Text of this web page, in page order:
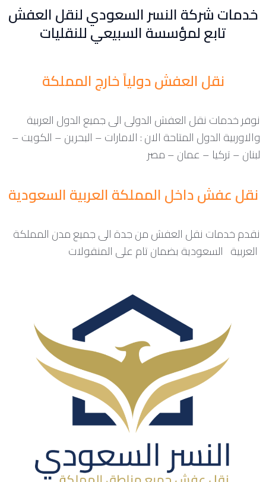
خدمات شركة النسر السعودي لنقل العفش
تابع لمؤسسة السبيعي للنقليات
نقل العفش دولياً خارج المملكة
نوفر خدمات نقل العفش الدولى الى جميع الدول العربية
والاوربية الدول المتاحة الان : الامارات – البحرين – الكويت –
لبنان – تركيا – عمان – مصر
نقل عفش داخل المملكة العربية السعودية
نقدم خدمات نقل العفش من جدة الى جميع مدن المملكة